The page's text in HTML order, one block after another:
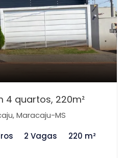
4 quartos, 220m²
Maracaju-MS
2 Vagas 220 m²